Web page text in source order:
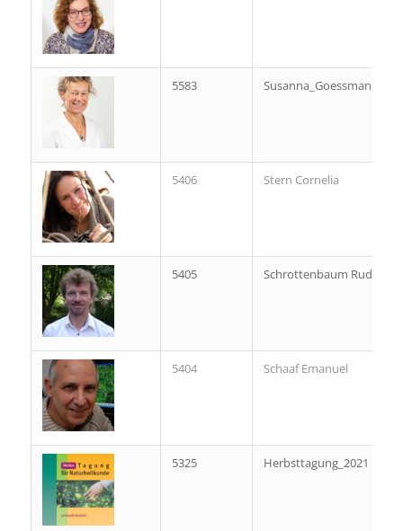
5583 Susanna_Goessmann
5406 Stern Cornelia
5405 Schrottenbaum Rudolf
5404 Schaaf Emanuel
5325 Herbsttagung_2021